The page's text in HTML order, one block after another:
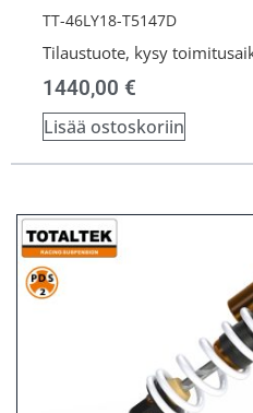
TT-46LY18-T5147D
Tilaustuote, kysy
1440,00 €
Lisää ostoskoriin